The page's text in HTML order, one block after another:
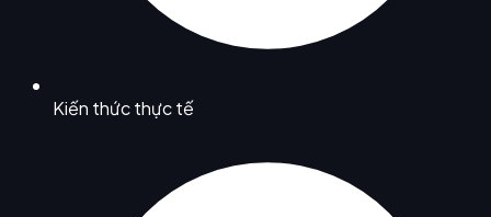
Kiến thức thực tế